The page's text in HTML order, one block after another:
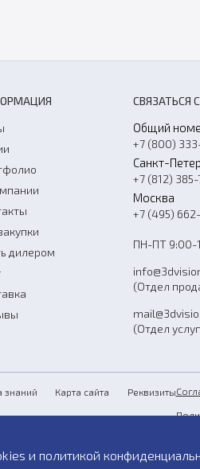
дилером
СВЯЗАТЬСЯ
Общий
+7 (800)
Санкт-
+7 (812)
Москва
+7 (495)
ПН-ПТ 9:00-
(Отдел
(Отдел
знаний Карта сайта Реквизиты
и политикой